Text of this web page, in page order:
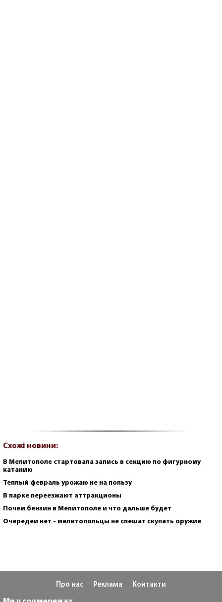
Схожі новини:
В Мелитополе стартовала запись в секцию по фигурному
катанию
Теплый февраль урожаю не на пользу
В парке переезжают аттракционы
Почем бензин в Мелитополе и что дальше будет
Очередей нет - мелитопольцы не спешат скупать оружие
Про нас Реклама Контакти